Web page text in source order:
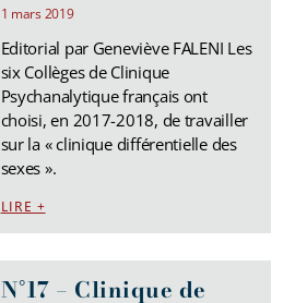
1 mars 2019
Editorial par Geneviève FALENI Les
six Collèges de Clinique
Psychanalytique français ont
choisi, en 2017-2018, de travailler
sur la « clinique différentielle des
sexes ».
LIRE +
N°17 – Clinique de